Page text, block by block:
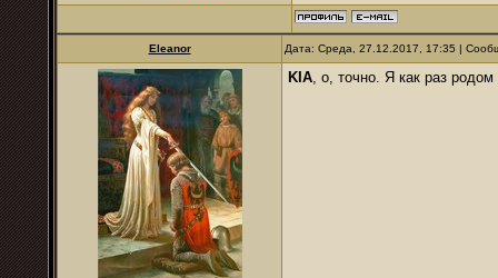
Eleanor Дата: Среда, 27.12.2017, 17:35 |
KIA, о, точно. Я как раз родом